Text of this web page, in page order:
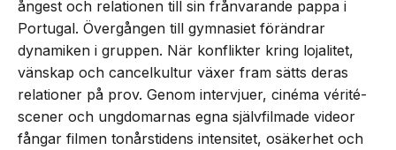
ångest och relationen till sin frånvarande pappa i
Portugal. Övergången till gymnasiet förändrar
dynamiken i gruppen. När konflikter kring lojalitet,
vänskap och cancelkultur växer fram sätts deras
relationer på prov. Genom intervjuer, cinéma vérité-
scener och ungdomarnas egna självfilmade videor
fångar filmen tonårstidens intensitet, osäkerhet och